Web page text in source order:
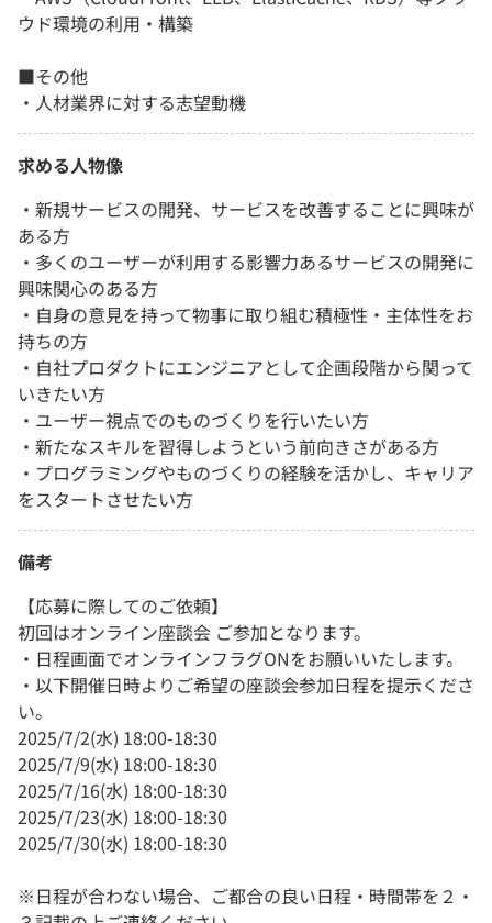
ウド環境の利用・構築
■その他
・人材業界に対する志望動機
求める人物像
・新規サービスの開発、サービスを改善することに興味が
ある方
・多くのユーザーが利用する影響力あるサービスの開発に
興味関心のある方
・自身の意見を持って物事に取り組む積極性・主体性をお
持ちの方
・自社プロダクトにエンジニアとして企画段階から関って
いきたい方
・ユーザー視点でのものづくりを行いたい方
・新たなスキルを習得しようという前向きさがある方
・プログラミングやものづくりの経験を活かし、キャリア
をスタートさせたい方
備考
【応募に際してのご依頼】
初回はオンライン座談会 ご参加となります。
・日程画面でオンラインフラグONをお願いいたします。
・以下開催日時よりご希望の座談会参加日程を提示くださ
い。
2025/7/2(水) 18:00-18:30
2025/7/9(水) 18:00-18:30
2025/7/16(水) 18:00-18:30
2025/7/23(水) 18:00-18:30
2025/7/30(水) 18:00-18:30
※日程が合わない場合、ご都合の良い日程・時間帯を２・